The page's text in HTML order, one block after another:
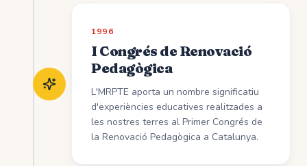
1996
I Congrés de Renovació
Pedagògica
L'MRPTE aporta un nombre significatiu
d'experiències educatives realitzades a
les nostres terres al Primer Congrés de
la Renovació Pedagògica a Catalunya.